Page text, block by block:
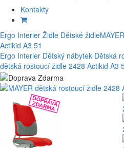
Kontakty
Ergo Interier Židle Dětské židle
Actikid A3 51
Ergo Interier Dětský nábytek Dětská
dětská rostoucí židle 2428 Actikid A3